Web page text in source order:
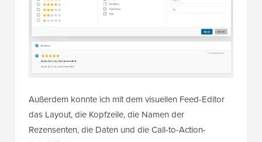
Außerdem konnte ich mit dem visuellen Feed-Editor
das Layout, die Kopfzeile, die Namen der
Rezensenten, die Daten und die Call-to-Action-